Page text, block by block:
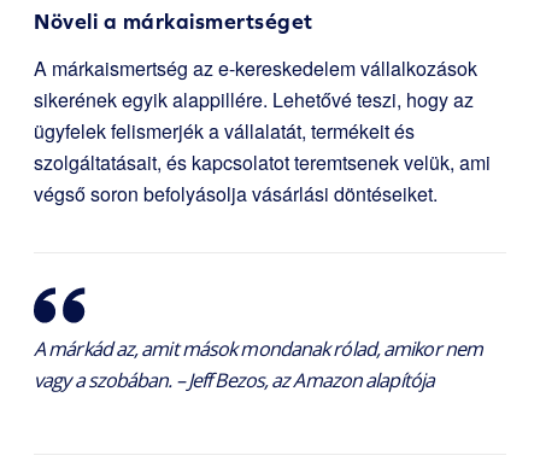
Növeli a márkaismertséget
A márkaismertség az e-kereskedelem vállalkozások
sikerének egyik alappillére. Lehetővé teszi, hogy az
ügyfelek felismerjék a vállalatát, termékeit és
szolgáltatásait, és kapcsolatot teremtsenek velük, ami
végső soron befolyásolja vásárlási döntéseiket.
A márkád az, amit mások mondanak rólad, amikor nem
vagy a szobában. – Jeff Bezos, az Amazon alapítója